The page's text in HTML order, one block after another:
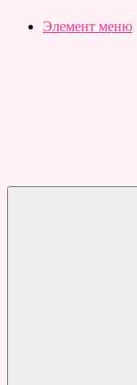
Элемент меню